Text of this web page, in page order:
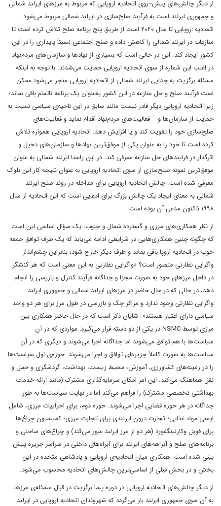
از دیگر چالش‌های پیش¬روی اتحادیه اروپایی که مربوط به مرزهای ایرلند شمالی
و جمهوری ایرلند است به فرآیند صلح‌سازی در ایرلند شمالی مربوط می‌شود.
اتحادیه اروپایی تا سال ۲۰۲۰ است از طریق پنج برنامه صلح تلاش کرده است تا
منازعات در ایرلند شمالی را کاهش داده و صلح اجتماعی نسبتاً پایداری را در این
کشور ایجاد کند. این در حالی است که بسیاری از نهادها و سازمان‌های مردم‌نهاد
در اغلب این شماره از سوی اتحادیه‌ اروپایی حمایت می‌شدند. با توجه به اینکه
مسئله برگزیت به جدایی ایرلند شمالی از اتحادیه اروپایی منجر می‌شود ممکن
است فرآیند صلح و حل منازعه در این کشور به‌عنوان یک برنامه ناتمام باقی بماند؛
زیرا اتحادیه اروپایی دیگر قادر نیست مانند سابق در این ناحیه‌ی سیاسی نسبت به
حمایت از سازمان‌ها و فعالیت‌های مردم‌نهاد اقدام نماید و فعالیت‌های
صلح‌سازی خود را تقویت کند و یا افزایش دهد. اتحادیه اروپایی همواره تلاش
کرده است تا خود را به عنوان یکی از موفق‌ترین نهادها و سازمان‌های دخیل و
اثرگذار در فرایندهای حل منازعه معرفی کند. در این راستا ایرلند شمالی به عنوان
موفق‌ترین نمونه صلح‌سازی از سوی اتحادیه اروپایی به عنوان نتیجه کار این بلوک
معرفی شده است. چالش اتحادیه اروپایی برای مداخله در روند صلح ایرلند
شمالی به معنای ایجاد یک چالش بزرگ برای ادعایی است که این اتحادیه از سال
۱۹۹۸ تاکنون مدعی آن بوده است.
از نظر همکاری‌های مرزی و گسترده شمال و جنوب، یک سؤال اساسی این است
که چگونه چنین همکاری‌هایی در شرایطی ادامه می‌یابد که یک طرف توافق جمعه
خوب در اتحادیه اروپا باقی بماند و طرف دیگر خارج شود، بنابراین چشم‌انداز
واگرایی نظارتی متصور است؟ «واگرایی نظارتی به این معنی است که هر کنشگر
در داخل مرزهای خود به صورت مجزا و جداگانه فرآیند کنترل و بازرسی را انجام
دهد، در حالی که در حال حاضر در مرزهای ایرلند شمالی و جمهوری ایرلند
واگرایی نظارتی وجود ندارد و مراکز چک و بازرسی در طول مرز برای هر دو واحد
سیاسی دارای اعتبار هستند». شایان ذکر است که در حال حاضر همکاری بین
مرزی توسط NSMC در یکی از دو دسته قرار می‌گیرد: مواردی که در آن
سیاست‌ها با هم توافق می‌شوند اما جداگانه اجرا می‌شوند و دیگری که در آن
سیاست‌ها به صورت کاملاً جزیره‌ای توافق و اجرا می‌شوند. حوزه‌ی اول سیاست‌ها
را در زمینه‌های کشاورزی، آموزش، محیط زیست، بهداشت، گردشگری و حمل و
نقل هماهنگ می‌کند. این امر امکان سرمایه‌گذاری مشترک (مانند ارائه خدمات
بهداشتی تخصصی مشترک) را فراهم می‌کند اما در نهایت سیاست‌ها به طور
جداگانه در هر حوزه قضایی اجرا می‌شوند. حوزه‌ دوم، برای اجراییات مرزی، شامل:
ایمنی مواد غذایی؛ تجارت درون ایرلندی برای تجارت مرزی؛ کمیسیون چراغ‌ها
برای فویل وکارلینگفورد (هر دو از مرز ایرلند عبور می‌کند) و چراغ‌های ساحلی و
برنامه‌های صلح و آبراهه‌های ایرلند برای آبراه‌های داخلی در سراسر جزیره پیش
بینی شده است. همکاری میان اتحادیه‌ی اروپایی و پادشاهی متحده در این
بخش و در بخش قبلی از اساسی‌ترین چالش‌های اتحادیه محسوب می‌شود.
از دیگر چالش‌های اتحادیه اروپایی در دوره پسا برگزیت در قبال مسئله‌ی مرزها،
به آن سوی جمهوری ایرلند باز می‌گردد که شهروندان اتحادیه‌ اروپایی در ایرلند